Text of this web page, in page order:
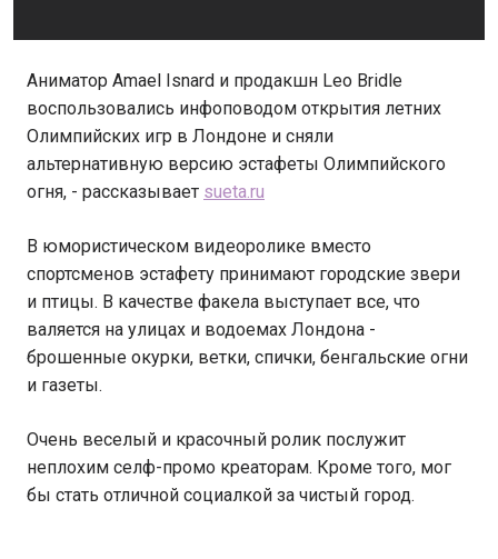
Аниматор Amael Isnard и продакшн Leo Bridle
воспользовались инфоповодом открытия летних
Олимпийских игр в Лондоне и сняли
альтернативную версию эстафеты Олимпийского
огня, - рассказывает sueta.ru
В юмористическом видеоролике вместо
спортсменов эстафету принимают городские звери
и птицы. В качестве факела выступает все, что
валяется на улицах и водоемах Лондона -
брошенные окурки, ветки, спички, бенгальские огни
и газеты.
Очень веселый и красочный ролик послужит
неплохим селф-промо креаторам. Кроме того, мог
бы стать отличной социалкой за чистый город.